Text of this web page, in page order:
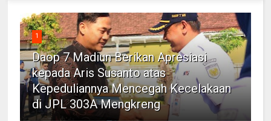
1
Daop 7 Madiun Berikan Apresiasi
kepada Aris Susanto atas
Kepeduliannya Mencegah Kecelakaan
di JPL 303A Mengkreng